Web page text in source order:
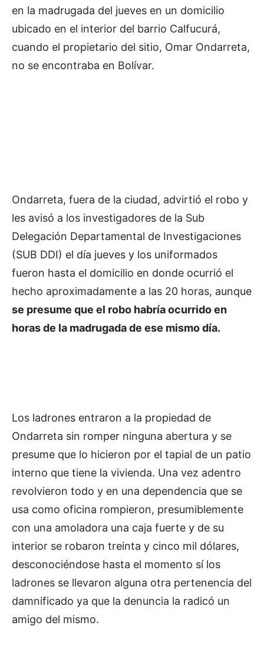
en la madrugada del jueves en un domicilio
ubicado en el interior del barrio Calfucurá,
cuando el propietario del sitio, Omar Ondarreta,
no se encontraba en Bolívar.
Ondarreta, fuera de la ciudad, advirtió el robo y
les avisó a los investigadores de la Sub
Delegación Departamental de Investigaciones
(SUB DDI) el día jueves y los uniformados
fueron hasta el domicilio en donde ocurrió el
hecho aproximadamente a las 20 horas, aunque
se presume que el robo habría ocurrido en
horas de la madrugada de ese mismo día.
Los ladrones entraron a la propiedad de
Ondarreta sin romper ninguna abertura y se
presume que lo hicieron por el tapial de un patio
interno que tiene la vivienda. Una vez adentro
revolvieron todo y en una dependencia que se
usa como oficina rompieron, presumiblemente
con una amoladora una caja fuerte y de su
interior se robaron treinta y cinco mil dólares,
desconociéndose hasta el momento sí los
ladrones se llevaron alguna otra pertenencia del
damnificado ya que la denuncia la radicó un
amigo del mismo.